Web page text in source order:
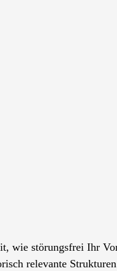
wie störungsfrei Ihr
relevante